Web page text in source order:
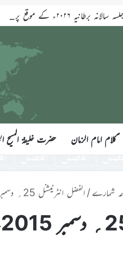
ؑکلام امام الزمان حضرت خلیفۃ المسیح
شمارے/ الفضل انٹرنیشنل 25؍ دسمبر 2015ء